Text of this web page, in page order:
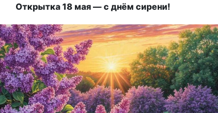
Открытка 18 мая — с днём сирени!